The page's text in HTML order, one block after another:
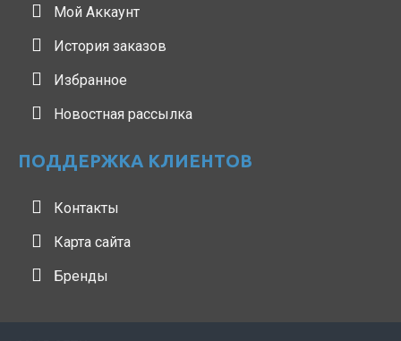
Мой Аккаунт
История заказов
Избранное
Новостная рассылка
ПОДДЕРЖКА КЛИЕНТОВ
Контакты
Карта сайта
Бренды